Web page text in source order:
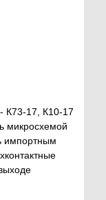
К73-17, К10-17
микросхемой
импортным